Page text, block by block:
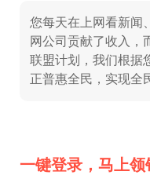
您每天在上网看新闻
网公司贡献了收入，
联盟计划，我们根据
正普惠全民，实现全
一键登录，马上领